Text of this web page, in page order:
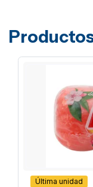
Última unidad